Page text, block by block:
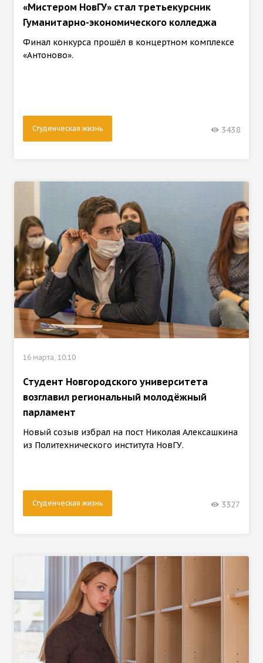
«Мистером НовГУ» стал третьекурсник
Гуманитарно-экономического колледжа
Финал конкурса прошёл в концертном комплексе
«Антоново».
Студенческая жизнь 3438
16 марта, 10:10
Студент Новгородского университета
возглавил региональный молодёжный
парламент
Новый созыв избрал на пост Николая Алексашкина
из Политехнического института НовГУ.
Студенческая жизнь 3327